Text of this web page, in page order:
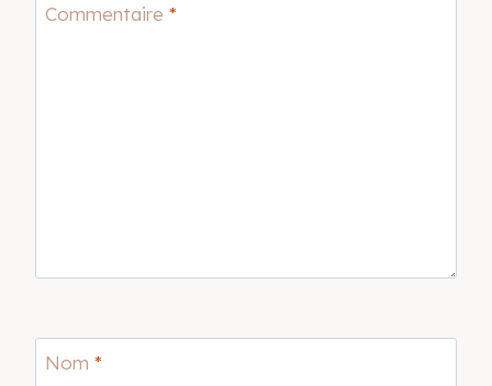
Commentaire *
Nom *